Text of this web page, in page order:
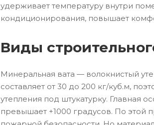
удерживает температуру внутри
кондиционирования, повышает
Виды
Минеральная вата — волокнистый
составляет от 30 до 200 кг/куб.м,
утепления под штукатурку. Главная
превышает +1000 градусов. По этой